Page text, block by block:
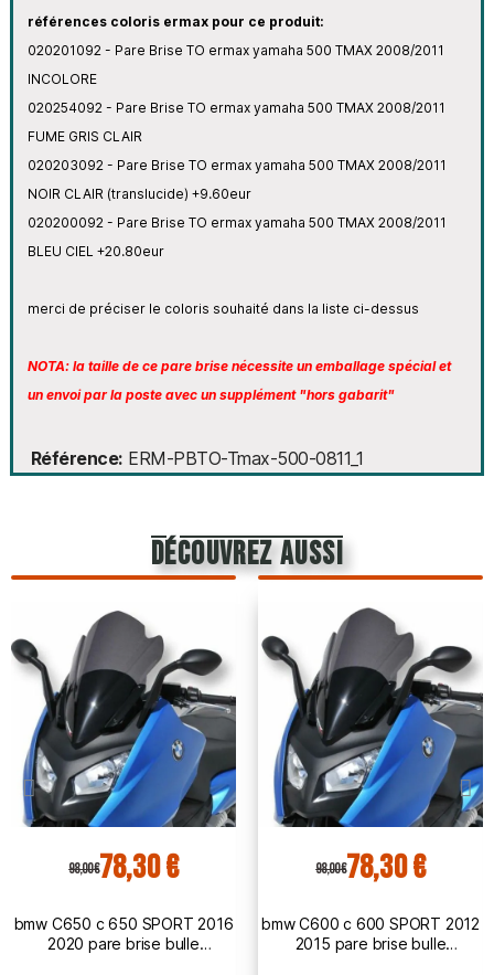
références coloris ermax pour ce produit:
020201092 - Pare Brise TO ermax yamaha 500 TMAX 2008/2011
INCOLORE
020254092 - Pare Brise TO ermax yamaha 500 TMAX 2008/2011
FUME GRIS CLAIR
020203092 - Pare Brise TO ermax yamaha 500 TMAX 2008/2011
NOIR CLAIR (translucide) +9.60eur
020200092 - Pare Brise TO ermax yamaha 500 TMAX 2008/2011
BLEU CIEL +20.80eur
merci de préciser le coloris souhaité dans la liste ci-dessus
NOTA: la taille de ce pare brise nécessite un emballage spécial et
un envoi par la poste avec un supplément "hors gabarit"
Référence ERM-PBTO-Tmax-500-0811_1
découvrez aussi
98,00 €78,30 €
bmw C650 c 650 SPORT 2016
2020 pare brise bulle
98,00 €78,30 €
bmw C600 c 600 SPORT 2012
2015 pare brise bulle